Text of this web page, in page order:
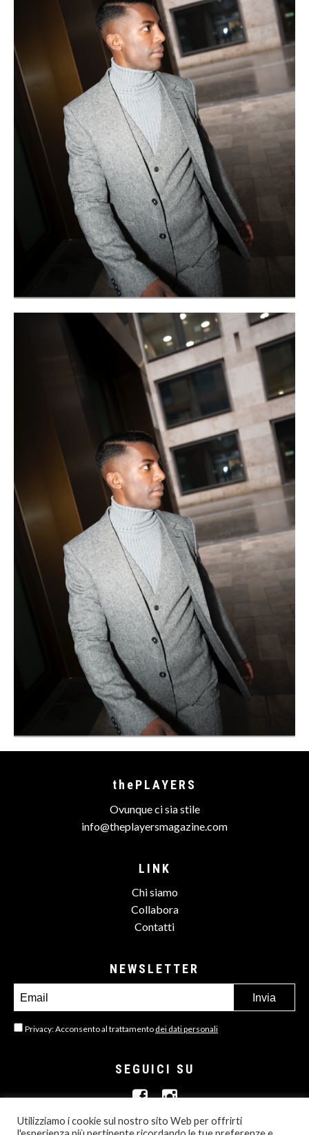
thePLAYERS
Ovunque ci sia stile
info@theplayersmagazine.com
LINK
Chi siamo
Collabora
Contatti
NEWSLETTER
Privacy: Acconsento al trattamento dei dati personali
SEGUICI SU
Utilizziamo i cookie sul nostro sito Web per offrirti